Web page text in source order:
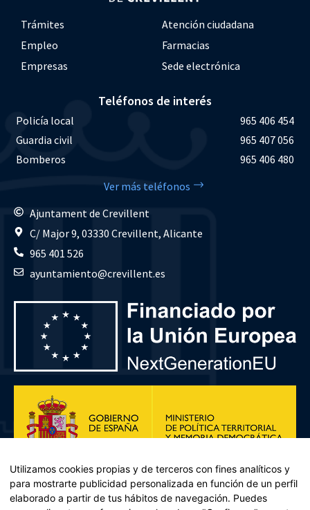
Trámites
Atención ciudadana
Empleo
Farmacias
Empresas
Sede electrónica
Teléfonos de interés
Policía local
965 406 454
Guardia civil
965 407 056
Bomberos
965 406 480
Ver más teléfonos
Ajuntament de Crevillent
C/ Major 9, 03330 Crevillent, Alicante
965 401 526
ayuntamiento@crevillent.es
Utilizamos cookies propias y de terceros con fines analíticos y
para mostrarte publicidad personalizada en función de un perfil
elaborado a partir de tus hábitos de navegación. Puedes